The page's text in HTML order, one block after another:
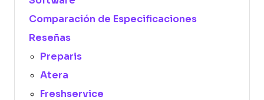
Comparación de Especificaciones
Reseñas
Preparis
Atera
Freshservice